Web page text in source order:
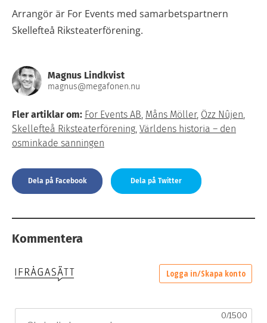
Arrangör är For Events med samarbetspartnern
Skellefteå Riksteaterförening.
Magnus Lindkvist
magnus@megafonen.nu
Fler artiklar om: For Events AB, Måns Möller, Özz Nûjen,
Skellefteå Riksteaterförening, Världens historia – den
osminkade sanningen
Dela på Facebook Dela på Twitter
Kommentera